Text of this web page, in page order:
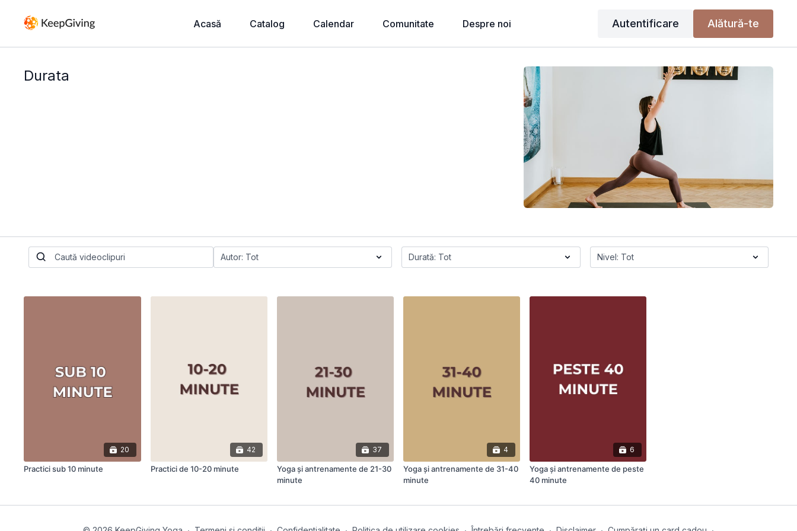
Acasă Catalog Calendar Comunitate Despre noi Autentificare Alătură-te
Durata
20
Practici sub 10 minute
42
Practici de 10-20 minute
37
Yoga și antrenamente de 21-30
minute
4
Yoga și antrenamente de 31-40
minute
6
Yoga și antrenamente de peste
40 minute